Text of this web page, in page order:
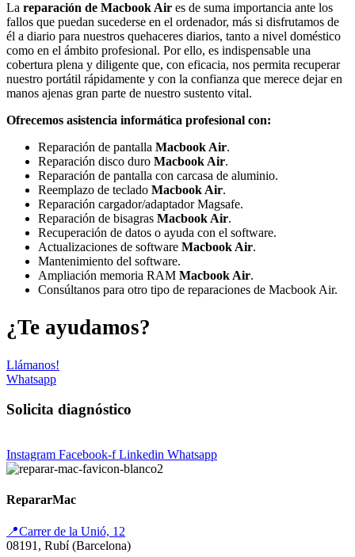
La reparación de Macbook Air es de suma importancia ante los
fallos que puedan sucederse en el ordenador, más si disfrutamos de
él a diario para nuestros quehaceres diarios, tanto a nivel doméstico
como en el ámbito profesional. Por ello, es indispensable una
cobertura plena y diligente que, con eficacia, nos permita recuperar
nuestro portátil rápidamente y con la confianza que merece dejar en
manos ajenas gran parte de nuestro sustento vital.
Ofrecemos asistencia informática profesional con:
Reparación de pantalla Macbook Air.
Reparación disco duro Macbook Air.
Reparación de pantalla con carcasa de aluminio.
Reemplazo de teclado Macbook Air.
Reparación cargador/adaptador Magsafe.
Reparación de bisagras Macbook Air.
Recuperación de datos o ayuda con el software.
Actualizaciones de software Macbook Air.
Mantenimiento del software.
Ampliación memoria RAM Macbook Air.
Consúltanos para otro tipo de reparaciones de Macbook Air.
¿Te ayudamos?
Llámanos!
Whatsapp
Solicita diagnóstico
Instagram Facebook-f Linkedin Whatsapp
RepararMac
📍Carrer de la Unió, 12
08191, Rubí (Barcelona)